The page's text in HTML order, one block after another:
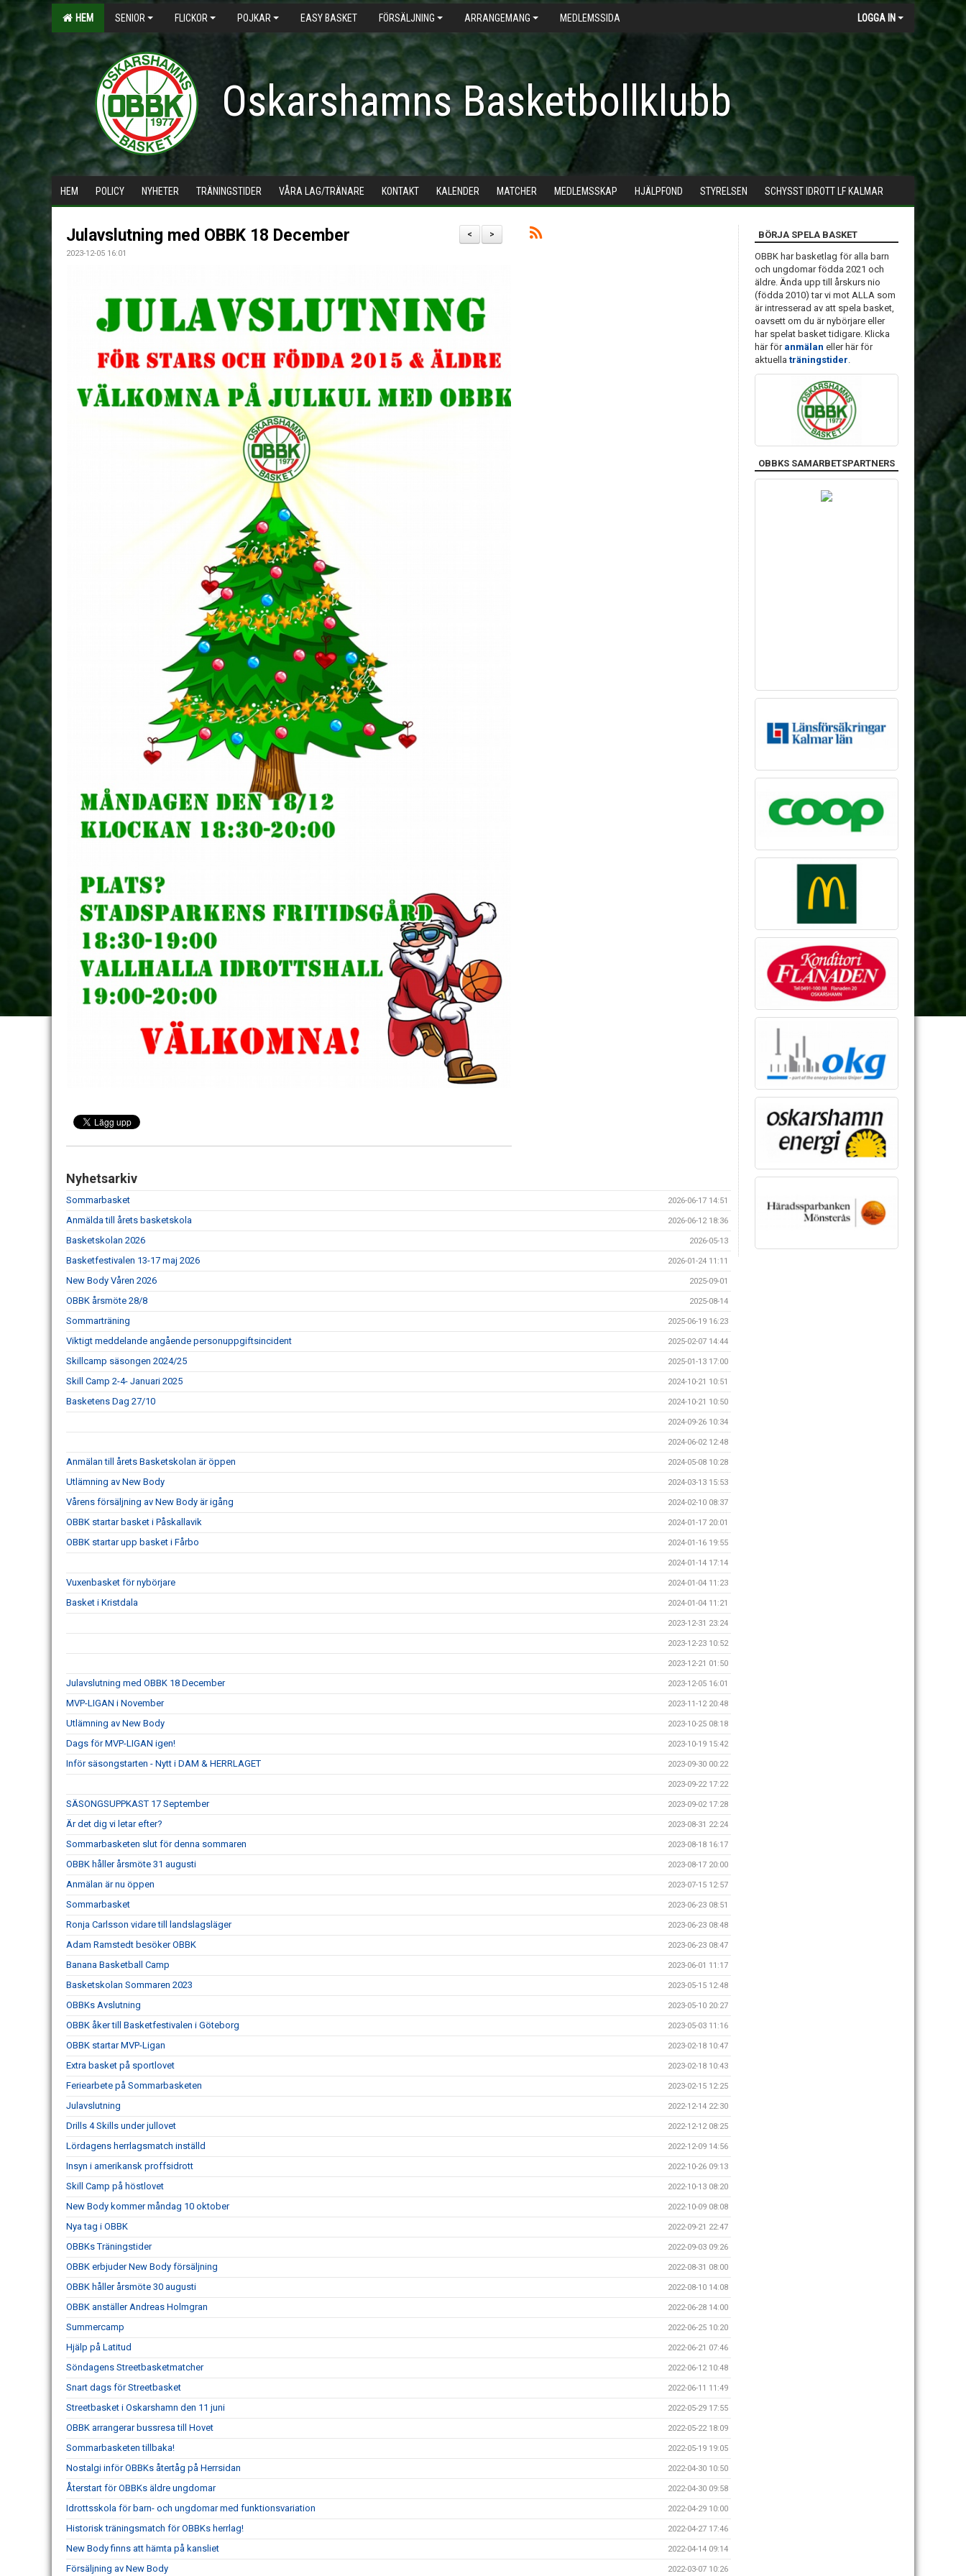
HEM SENIOR FLICKOR POJKAR EASY BASKET FÖRSÄLJNING ARRANGEMANG MEDLEMSSIDA LOGGA IN
Oskarshamns Basketbollklubb
HEM POLICY NYHETER TRÄNINGSTIDER VÅRA LAG/TRÄNARE KONTAKT KALENDER MATCHER MEDLEMSSKAP HJÄLPFOND STYRELSEN SCHYSST IDROTT LF KALMAR
>
<
Julavslutning med OBBK 18 December
2023-12-05 16:01
Nyhetsarkiv
Sommarbasket 2026-06-17 14:51
Anmälda till årets basketskola 2026-06-12 18:36
Basketskolan 2026 2026-05-13
Basketfestivalen 13-17 maj 2026 2026-01-24 11:11
New Body Våren 2026 2025-09-01
OBBK årsmöte 28/8 2025-08-14
Sommarträning 2025-06-19 16:23
Viktigt meddelande angående personuppgiftsincident 2025-02-07 14:44
Skillcamp säsongen 2024/25 2025-01-13 17:00
Skill Camp 2-4- Januari 2025 2024-10-21 10:51
Basketens Dag 27/10 2024-10-21 10:50
2024-09-26 10:34
2024-06-02 12:48
Anmälan till årets Basketskolan är öppen 2024-05-08 10:28
Utlämning av New Body 2024-03-13 15:53
Vårens försäljning av New Body är igång 2024-02-10 08:37
OBBK startar basket i Påskallavik 2024-01-17 20:01
OBBK startar upp basket i Fårbo 2024-01-16 19:55
2024-01-14 17:14
Vuxenbasket för nybörjare 2024-01-04 11:23
Basket i Kristdala 2024-01-04 11:21
2023-12-31 23:24
2023-12-23 10:52
2023-12-21 01:50
Julavslutning med OBBK 18 December 2023-12-05 16:01
MVP-LIGAN i November 2023-11-12 20:48
Utlämning av New Body 2023-10-25 08:18
Dags för MVP-LIGAN igen! 2023-10-19 15:42
Inför säsongstarten - Nytt i DAM & HERRLAGET 2023-09-30 00:22
2023-09-22 17:22
SÄSONGSUPPKAST 17 September 2023-09-02 17:28
Är det dig vi letar efter? 2023-08-31 22:24
Sommarbasketen slut för denna sommaren 2023-08-18 16:17
OBBK håller årsmöte 31 augusti 2023-08-17 20:00
Anmälan är nu öppen 2023-07-15 12:57
Sommarbasket 2023-06-23 08:51
Ronja Carlsson vidare till landslagsläger 2023-06-23 08:48
Adam Ramstedt besöker OBBK 2023-06-23 08:47
Banana Basketball Camp 2023-06-01 11:17
Basketskolan Sommaren 2023 2023-05-15 12:48
OBBKs Avslutning 2023-05-10 20:27
OBBK åker till Basketfestivalen i Göteborg 2023-05-03 11:16
OBBK startar MVP-Ligan 2023-02-18 10:47
Extra basket på sportlovet 2023-02-18 10:43
Feriearbete på Sommarbasketen 2023-02-15 12:25
Julavslutning 2022-12-14 22:30
Drills 4 Skills under jullovet 2022-12-12 08:25
Lördagens herrlagsmatch inställd 2022-12-09 14:56
Insyn i amerikansk proffsidrott 2022-10-26 09:13
Skill Camp på höstlovet 2022-10-13 08:20
New Body kommer måndag 10 oktober 2022-10-09 08:08
Nya tag i OBBK 2022-09-21 22:47
OBBKs Träningstider 2022-09-03 09:26
OBBK erbjuder New Body försäljning 2022-08-31 08:00
OBBK håller årsmöte 30 augusti 2022-08-10 14:08
OBBK anställer Andreas Holmgran 2022-06-28 14:00
Summercamp 2022-06-25 10:20
Hjälp på Latitud 2022-06-21 07:46
Söndagens Streetbasketmatcher 2022-06-12 10:48
Snart dags för Streetbasket 2022-06-11 11:49
Streetbasket i Oskarshamn den 11 juni 2022-05-29 17:55
OBBK arrangerar bussresa till Hovet 2022-05-22 18:09
Sommarbasketen tillbaka! 2022-05-19 19:05
Nostalgi inför OBBKs återtåg på Herrsidan 2022-04-30 10:50
Återstart för OBBKs äldre ungdomar 2022-04-30 09:58
Idrottsskola för barn- och ungdomar med funktionsvariation 2022-04-29 10:00
Historisk träningsmatch för OBBKs herrlag! 2022-04-27 17:46
New Body finns att hämta på kansliet 2022-04-14 09:14
Försäljning av New Body 2022-03-07 10:26
BÖRJA SPELA BASKET
OBBK har basketlag för alla barn
och ungdomar födda 2021 och
äldre. Ända upp till årskurs nio
(födda 2010) tar vi mot ALLA som
är intresserad av att spela basket,
oavsett om du är nybörjare eller
har spelat basket tidigare. Klicka
här för anmälan eller här för
aktuella träningstider.
OBBKS SAMARBETSPARTNERS